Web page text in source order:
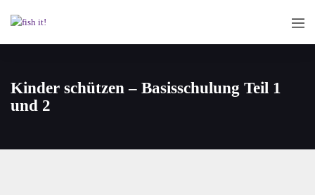
Kinder schützen – Basisschulung Teil 1
und 2